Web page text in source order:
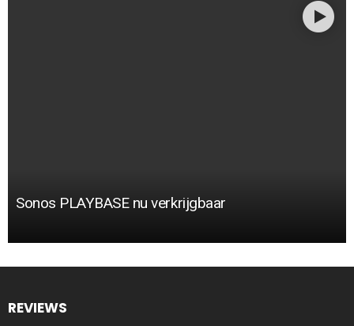
Sonos PLAYBASE nu verkrijgbaar
REVIEWS